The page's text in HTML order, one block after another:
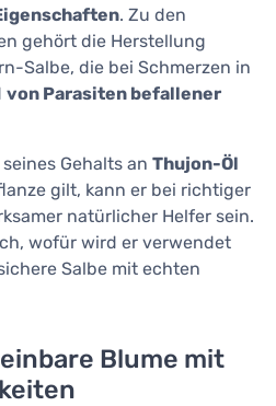
. Zu den
gehört die Herstellung
Salbe, die bei Schmerzen in
von Parasiten befallener
Gehalts an Thujon-Öl
gilt, kann er bei richtiger
natürlicher Helfer sein.
wofür wird er verwendet
Salbe mit echten
Blume mit